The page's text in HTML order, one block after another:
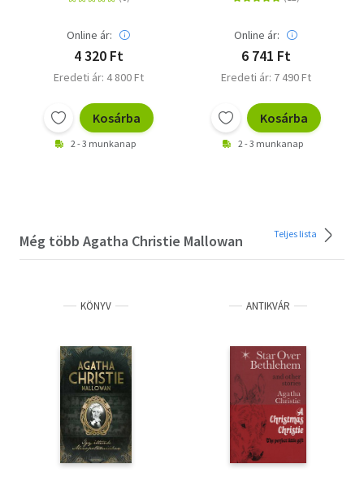
Online ár:
4 320 Ft
Eredeti ár: 4 800 Ft
Kosárba
2 - 3 munkanap
Online ár:
6 741 Ft
Eredeti ár: 7 490 Ft
Kosárba
2 - 3 munkanap
Még több Agatha Christie Mallowan Teljes lista
KÖNYV ANTIKVÁR